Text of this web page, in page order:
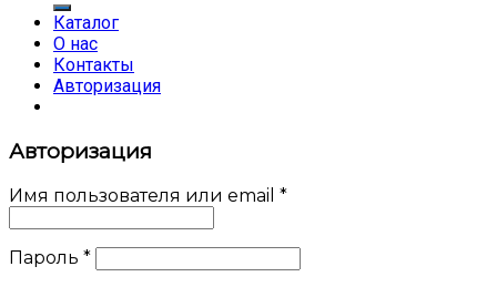
Каталог
О нас
Контакты
Авторизация
Авторизация
Имя пользователя или email *
Пароль *